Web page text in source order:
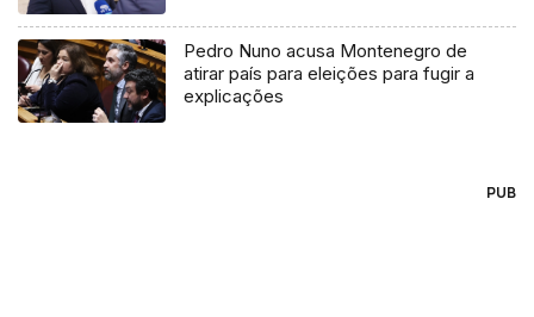
Pedro Nuno acusa Montenegro de
atirar país para eleições para fugir a
explicações
PUB